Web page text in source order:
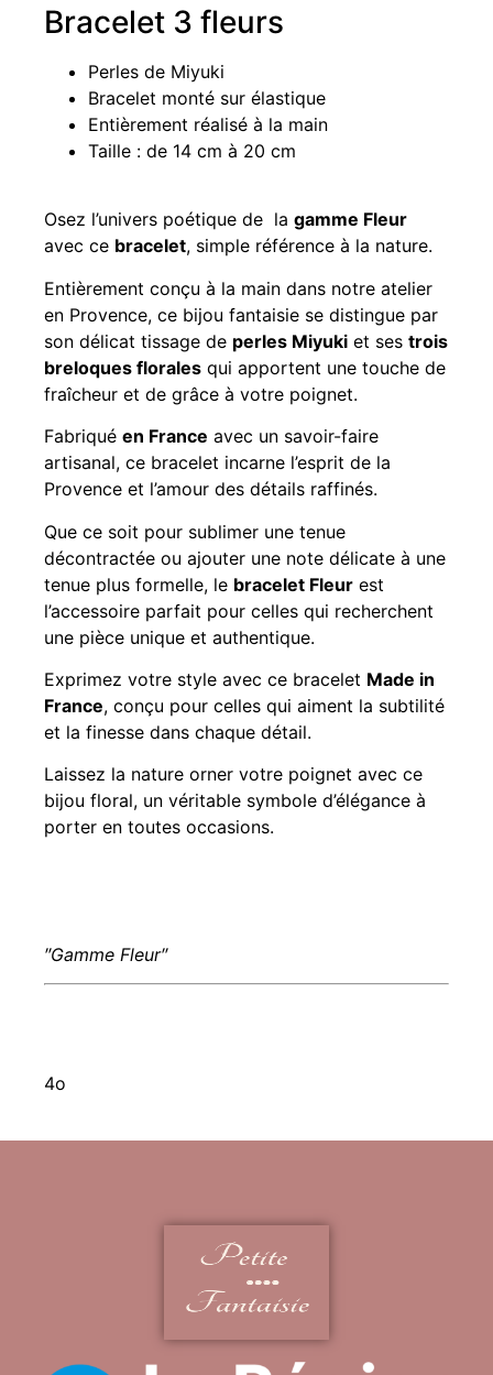
Bracelet 3 fleurs
Perles de Miyuki
Bracelet monté sur élastique
Entièrement réalisé à la main
Taille : de 14 cm à 20 cm
Osez l’univers poétique de la gamme Fleur
avec ce bracelet, simple référence à la nature.
Entièrement conçu à la main dans notre atelier
en Provence, ce bijou fantaisie se distingue par
son délicat tissage de perles Miyuki et ses trois
breloques florales qui apportent une touche de
fraîcheur et de grâce à votre poignet.
Fabriqué en France avec un savoir-faire
artisanal, ce bracelet incarne l’esprit de la
Provence et l’amour des détails raffinés.
Que ce soit pour sublimer une tenue
décontractée ou ajouter une note délicate à une
tenue plus formelle, le bracelet Fleur est
l’accessoire parfait pour celles qui recherchent
une pièce unique et authentique.
Exprimez votre style avec ce bracelet Made in
France, conçu pour celles qui aiment la subtilité
et la finesse dans chaque détail.
Laissez la nature orner votre poignet avec ce
bijou floral, un véritable symbole d’élégance à
porter en toutes occasions.
″Gamme Fleur″
4o